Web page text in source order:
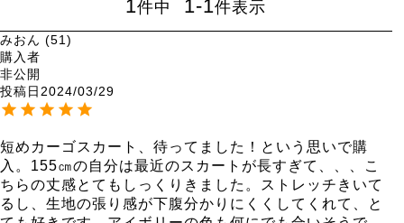
1件中 1-1件表示
みおん
51
購入者
非公開
投稿日 2024/03/29
短めカーゴスカート、待ってました！という思いで購
入。155㎝の自分は最近のスカートが長すぎて、、、こ
ちらの丈感とてもしっくりきました。ストレッチきいて
るし、生地の張り感が下腹分かりにくくしてくれて、と